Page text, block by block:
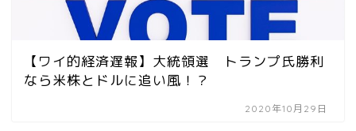
【ワイ的経済遅報】大統領選 トランプ氏勝利
なら米株とドルに追い風！？
2020年10月29日